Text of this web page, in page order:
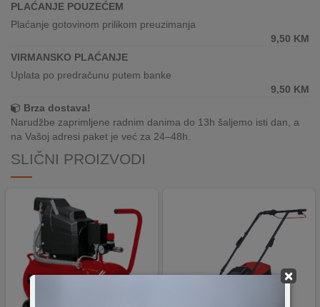
I
SERVIS
O
NAMA
KATALOZI
KAKO
KUPOVINA
INOSTRANSTVA
OZNAKE
ENERGETSKE
UČINKOVITOSTI
DIGITALIS
×
PLAĆANJE POUZEĆEM
Plaćanje gotovinom prilikom preuzimanja
9,50 KM
VIRMANSKO PLAĆANJE
Uplata po predračunu putem banke
9,50 KM
Brza dostava!
Narudžbe zaprimljene radnim danima do 13h šaljemo isti dan, a
na Vašoj adresi paket je već za 24–48h.
SLIČNI PROIZVODI